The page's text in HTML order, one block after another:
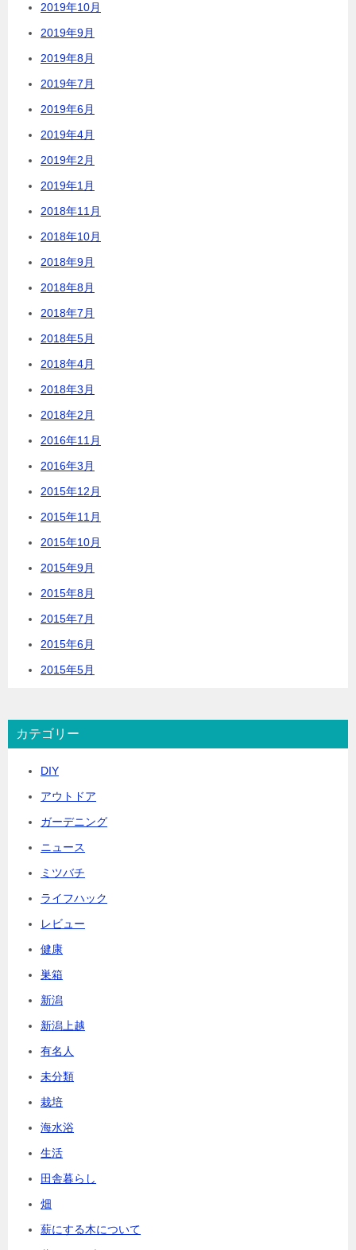
2019年10月
2019年9月
2019年8月
2019年7月
2019年6月
2019年4月
2019年2月
2019年1月
2018年11月
2018年10月
2018年9月
2018年8月
2018年7月
2018年5月
2018年4月
2018年3月
2018年2月
2016年11月
2016年3月
2015年12月
2015年11月
2015年10月
2015年9月
2015年8月
2015年7月
2015年6月
2015年5月
カテゴリー
DIY
アウトドア
ガーデニング
ニュース
ミツバチ
ライフハック
レビュー
健康
巣箱
新潟
新潟上越
有名人
未分類
栽培
海水浴
生活
田舎暮らし
畑
薪にする木について